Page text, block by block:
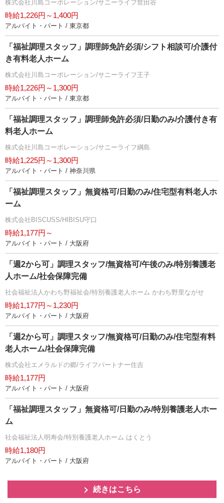
株式会社川島コーポレーション/サニーライフ世田谷
時給1,226円～1,400円
アルバイト・パート / 東京都
「福祉調理スタッフ」調理師免許必須/シフト相談可/介護付
き有料老人ホーム
株式会社川島コーポレーション/サニーライフ王子
時給1,226円～1,300円
アルバイト・パート / 東京都
「福祉調理スタッフ」調理師免許必須/日勤のみ/介護付き有
料老人ホーム
株式会社川島コーポレーション/サニーライフ綱島
時給1,225円～1,300円
アルバイト・パート / 神奈川県
「福祉調理スタッフ」無資格可/日勤のみ/住宅型有料老人ホ
ーム
株式会社BISCUSS/HIBISU守口
時給1,177円～
アルバイト・パート / 大阪府
「週2から可」調理スタッフ/無資格可/午後のみ/特別養護老
人ホーム/社会保障完備
社会福祉法人かわち野福祉会/特別養護老人ホーム かわち野里ながせ
時給1,177円～1,230円
アルバイト・パート / 大阪府
「週2から可」調理スタッフ/無資格可/日勤のみ/住宅型有料
老人ホーム/社会保障完備
株式会社エメラルドの郷/ライフパートナー住吉
時給1,177円
アルバイト・パート / 大阪府
「福祉調理スタッフ」無資格可/日勤のみ/特別養護老人ホー
ム
社会福祉法人明寿会/特別養護老人ホーム はくとう
時給1,180円
アルバイト・パート / 大阪府
続きはこちら